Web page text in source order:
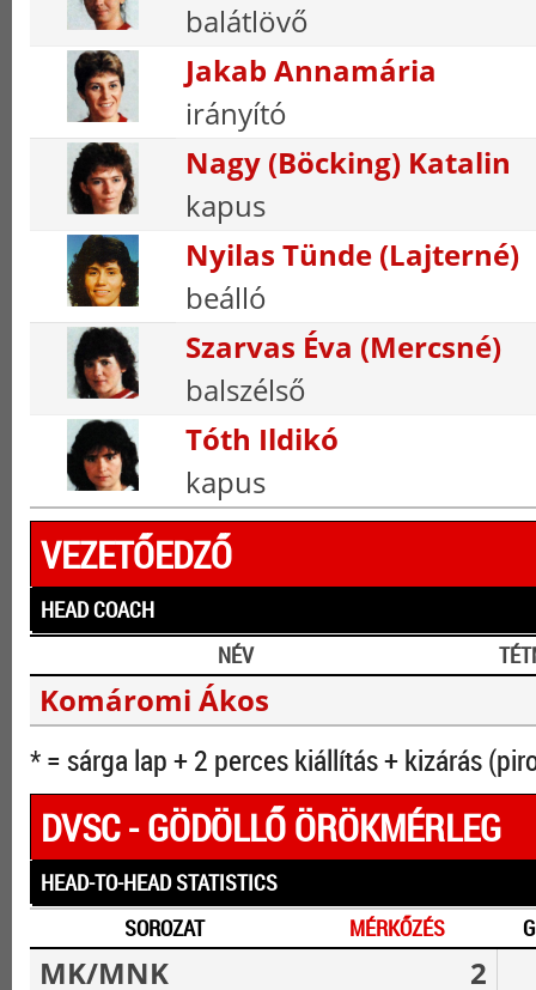
balátlövő
Jakab Annamária
irányító
Nagy (Böcking) Katalin
kapus
Nyilas Tünde (Lajterné)
beálló
Szarvas Éva (Mercsné)
balszélső
Tóth Ildikó
kapus
VEZETŐEDZŐ
HEAD COACH
NÉV
Komáromi Ákos
* = sárga lap + 2 perces kiállítás + kizárás
DVSC - GÖDÖLLŐ ÖRÖKMÉRLEG
HEAD-TO-HEAD STATISTICS
SOROZAT
MÉRKŐZÉS
MK/MNK 2